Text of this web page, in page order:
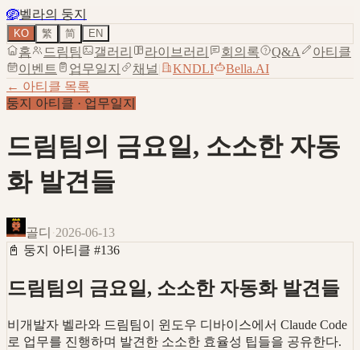
🪺벨라의 둥지
KO 繁 简 EN
홈 드림팀 갤러리 라이브러리 회의록 Q&A
아티클
이벤트
업무일지 채널 KNDLI
Bella.AI
← 아티클 목록
둥지 아티클 · 업무일지
드림팀의 금요일, 소소한 자동
화 발견들
골디 ·2026-06-13
📓 둥지 아티클 #136
드림팀의 금요일, 소소한 자동화 발견들
비개발자 벨라와 드림팀이 윈도우 디바이스에서 Claude Code
로 업무를 진행하며 발견한 소소한 효율성 팁들을 공유한다.